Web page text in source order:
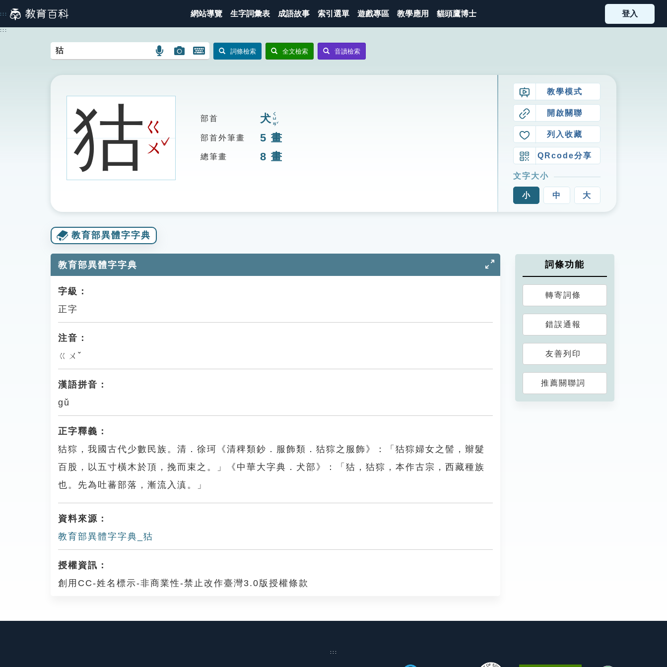
到
主
::: 網站導覽 生字詞彙表 成語故事 索引選單 遊戲專區 教學應用 貓頭鷹博士 登入
:::
語
搜
圖
圖
搜
開
鍵
詞條檢索 全文檢索 音讀檢索
狜ㄍ
ㄨ
ˇ
部首 犬ㄑㄩㄢˇ
部首外筆畫 5 畫
總筆畫 8 畫
教學模式
開啟關聯
列入收藏
QRcode分享
文字大小
小 中 大
教育部異體字字典
教育部異體字字典
字級：
正字
注音：
ㄍㄨˇ
漢語拼音：
gǔ
正字釋義：
狜猔，我國古代少數民族。清．徐珂《清稗類鈔．服飾類．狜猔之服飾》：「狜猔婦女之髻，辮髮
百股，以五寸橫木於頂，挽而束之。」《中華大字典．犬部》：「狜，狜猔，本作古宗，西藏種族
也。先為吐蕃部落，漸流入滇。」
資料來源：
教育部異體字字典_狜
授權資訊：
創用CC-姓名標示-非商業性-禁止改作臺灣3.0版授權條款
詞條功能
轉寄詞條
錯誤通報
友善列印
推薦關聯詞
:::